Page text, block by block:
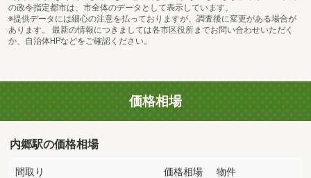
の政令指定都市は、市全体のデータとして表示しています。
※提供データには細心の注意を払っておりますが、調査後に変更がある場合が
あります。 最新の情報につきましては各市区役所までお問い合わせいただく
か、自治体HPなどをご確認ください。
価格相場
内郷駅の価格相場
間取り 価格相場 物件